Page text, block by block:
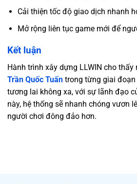
Cải thiện tốc độ giao dịch nhanh
Mở rộng liên tục game mới để
Kết luận
Hành trình xây dựng LLWIN cho thấy
Trần Quốc Tuấn trong từng giai đoạn
tương lai không xa, với sự lãnh đạo
này, hệ thống sẽ nhanh chóng vươn
người chơi đông đảo hơn.